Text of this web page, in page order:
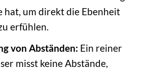
hat, um direkt die Ebenheit
erfühlen.
von Abständen: Ein reiner
misst keine Abstände,